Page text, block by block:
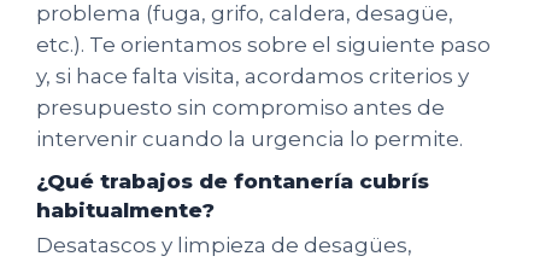
problema (fuga, grifo, caldera, desagüe,
etc.). Te orientamos sobre el siguiente paso
y, si hace falta visita, acordamos criterios y
presupuesto sin compromiso antes de
intervenir cuando la urgencia lo permite.
¿Qué trabajos de fontanería cubrís
habitualmente?
Desatascos y limpieza de desagües,